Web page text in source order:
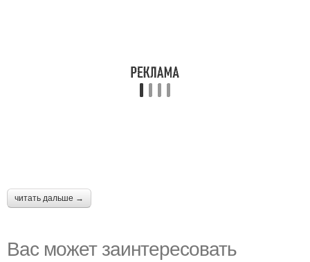
читать дальше →
Вас может заинтересовать